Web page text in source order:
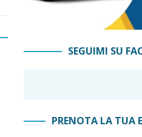
SEGUIMI SU
PRENOTA LA TUA